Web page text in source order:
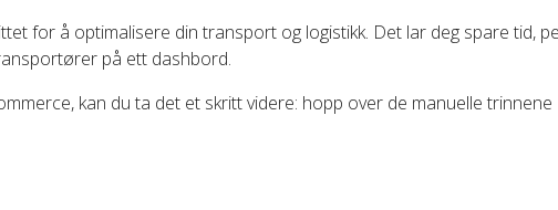
for å optimalisere din transport og logistikk. Det lar deg spare tid,
på ett dashbord.
kan du ta det et skritt videre: hopp over de manuelle trinnene